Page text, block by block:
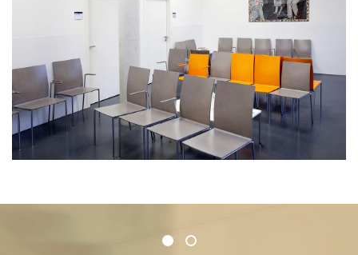
Zertifikate und Verbände
1 2